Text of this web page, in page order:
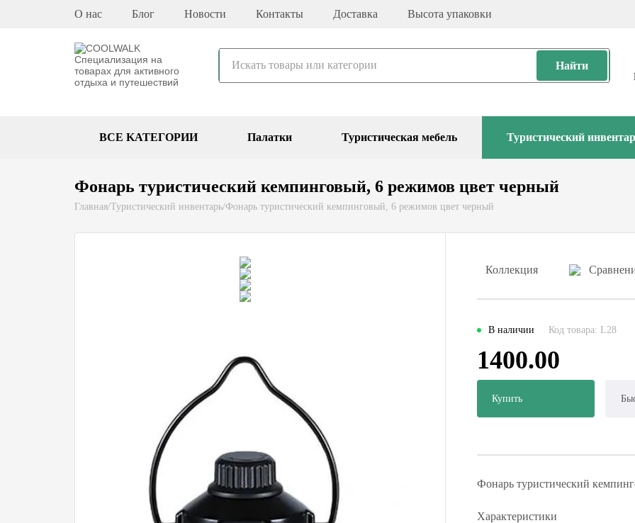
О нас Блог Новости Контакты Доставка Высота упаковки
Найти
BCE KATEГОPИИ Палатки Туристическая мебель Туристический
Фонарь туристический кемпинговый, 6 режимов цвет черный
Главная/Туристический инвентарь/Фонарь туристический кемпинговый, 6 режимов цвет черный
Коллекция
В наличии Код товара: L28
1400.00
Купить
Фонарь туристический
Характеристики